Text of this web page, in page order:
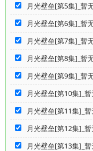
月光壁垒[第5集]_暂
月光壁垒[第6集]_暂
月光壁垒[第7集]_暂
月光壁垒[第8集]_暂
月光壁垒[第9集]_暂
月光壁垒[第10集]_
月光壁垒[第11集]_
月光壁垒[第12集]_
月光壁垒[第13集]_